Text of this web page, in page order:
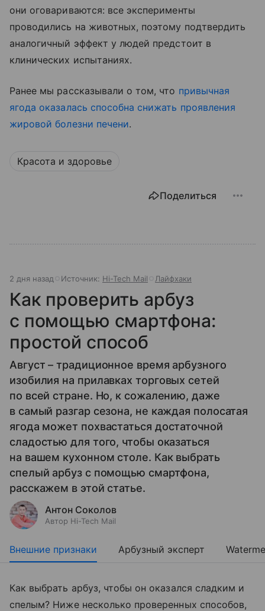
они оговариваются: все эксперименты
проводились на животных, поэтому подтвердить
аналогичный эффект у людей предстоит в
клинических испытаниях.
Ранее мы рассказывали о том, что привычная
ягода оказалась способна снижать проявления
жировой болезни печени.
Красота и здоровье
Поделиться
2 дня назад Источник: Hi-Tech Mail Лайфхаки
Как проверить арбуз
с помощью смартфона:
простой способ
Август – традиционное время арбузного
изобилия на прилавках торговых сетей
по всей стране. Но, к сожалению, даже
в самый разгар сезона, не каждая полосатая
ягода может похвастаться достаточной
сладостью для того, чтобы оказаться
на вашем кухонном столе. Как выбрать
спелый арбуз с помощью смартфона,
расскажем в этой статье.
Антон Соколов
Автор Hi-Tech Mail
Внешние признаки Арбузный эксперт
Как выбрать арбуз, чтобы он оказался сладким и
спелым? Ниже несколько проверенных способов,